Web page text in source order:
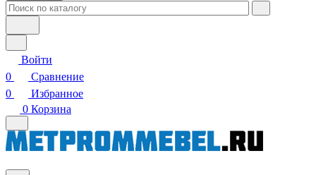
Войти
0
Сравнение
0
Избранное
0 Корзина